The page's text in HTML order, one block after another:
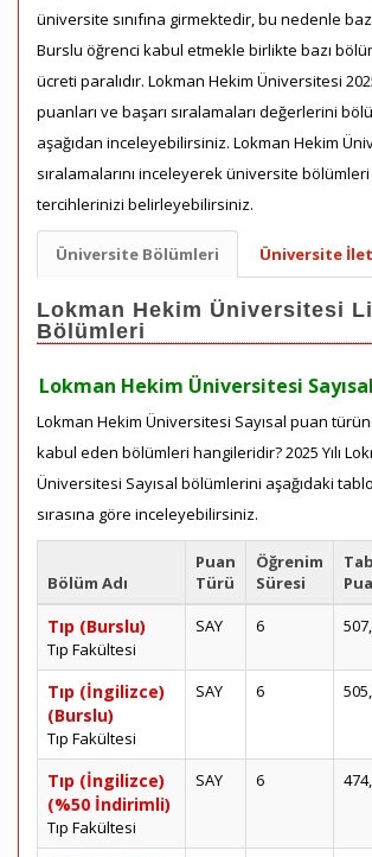
üniversite sınıfına girmektedir, bu nedenle
Burslu öğrenci kabul etmekle birlikte bazı
ücreti paralıdır. Lokman Hekim Üniversitesi
puanları ve başarı sıralamaları değerlerini
aşağıdan inceleyebilirsiniz. Lokman Hekim
sıralamalarını inceleyerek üniversite
tercihlerinizi belirleyebilirsiniz.
Üniversite Bölümleri Üniversite
Lokman Hekim Üniversitesi
Bölümleri
Lokman Hekim Üniversitesi
Lokman Hekim Üniversitesi Sayısal puan
kabul eden bölümleri hangileridir? 2025 Yılı
Üniversitesi Sayısal bölümlerini aşağıdaki
sırasına göre inceleyebilirsiniz.
Bölüm Adı
Puan
Türü
Öğrenim
Süresi
Tıp (Burslu)
Tıp Fakültesi
SAY 6
Tıp (İngilizce)
(Burslu)
Tıp Fakültesi
SAY 6
Tıp (İngilizce)
(%50 İndirimli)
Tıp Fakültesi
SAY 6